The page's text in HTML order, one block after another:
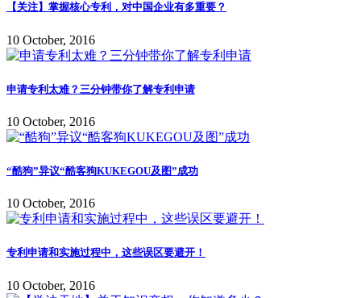
【关注】掌握核心专利，对中国企业有多重要？
10 October, 2016
申请专利太难？三分钟带你了解专利申请
10 October, 2016
“酷狗”异议“酷客狗KUKEGOU及图”成功
10 October, 2016
专利申请和实施过程中，这些误区要避开！
10 October, 2016